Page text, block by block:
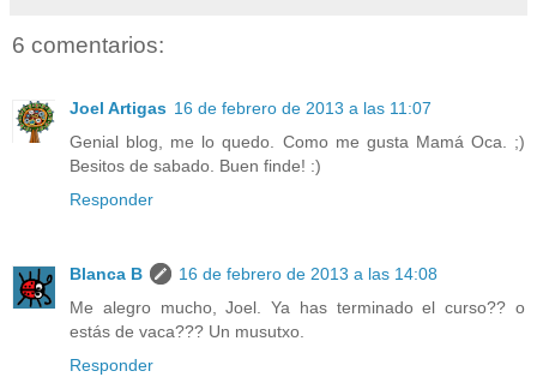
6 comentarios:
Joel Artigas 16 de febrero de 2013 a las 11:07
Genial blog, me lo quedo. Como me gusta Mamá Oca. ;)
Besitos de sabado. Buen finde! :)
Responder
Blanca B
16 de febrero de 2013 a las 14:08
Me alegro mucho, Joel. Ya has terminado el curso?? o
estás de vaca??? Un musutxo.
Responder